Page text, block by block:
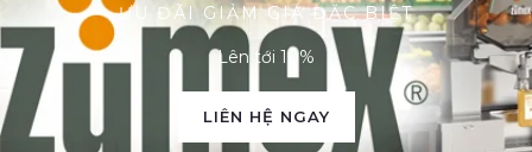
ƯU ĐÃI GIẢM GIÁ ĐẶC BIỆT
Lên tới 10%
LIÊN HỆ NGAY